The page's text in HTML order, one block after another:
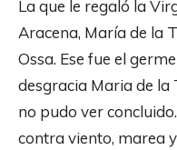
La que le regaló la
Aracena, María de la
Ossa. Ese fue el
desgracia Maria de la
no pudo ver
contra viento, marea